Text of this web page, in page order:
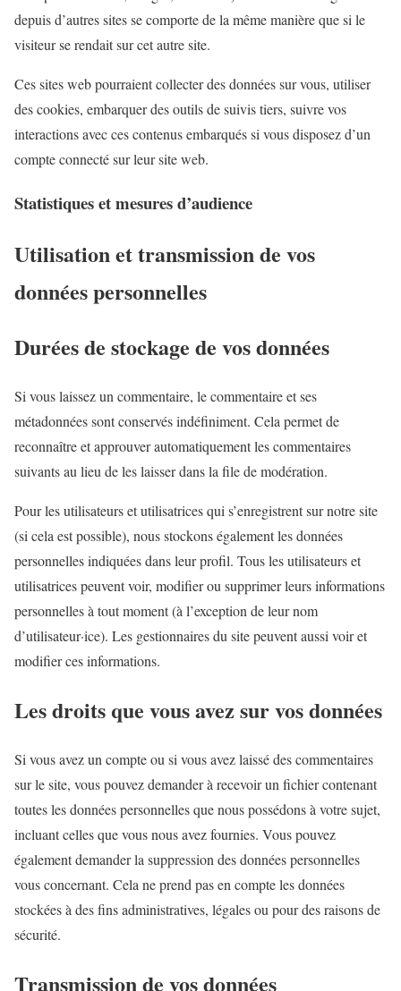
depuis d’autres sites se comporte de la même manière que si le
visiteur se rendait sur cet autre site.
Ces sites web pourraient collecter des données sur vous, utiliser
des cookies, embarquer des outils de suivis tiers, suivre vos
interactions avec ces contenus embarqués si vous disposez d’un
compte connecté sur leur site web.
Statistiques et mesures d’audience
Utilisation et transmission de vos
données personnelles
Durées de stockage de vos données
Si vous laissez un commentaire, le commentaire et ses
métadonnées sont conservés indéfiniment. Cela permet de
reconnaître et approuver automatiquement les commentaires
suivants au lieu de les laisser dans la file de modération.
Pour les utilisateurs et utilisatrices qui s’enregistrent sur notre site
(si cela est possible), nous stockons également les données
personnelles indiquées dans leur profil. Tous les utilisateurs et
utilisatrices peuvent voir, modifier ou supprimer leurs informations
personnelles à tout moment (à l’exception de leur nom
d’utilisateur·ice). Les gestionnaires du site peuvent aussi voir et
modifier ces informations.
Les droits que vous avez sur vos données
Si vous avez un compte ou si vous avez laissé des commentaires
sur le site, vous pouvez demander à recevoir un fichier contenant
toutes les données personnelles que nous possédons à votre sujet,
incluant celles que vous nous avez fournies. Vous pouvez
également demander la suppression des données personnelles
vous concernant. Cela ne prend pas en compte les données
stockées à des fins administratives, légales ou pour des raisons de
sécurité.
Transmission de vos données